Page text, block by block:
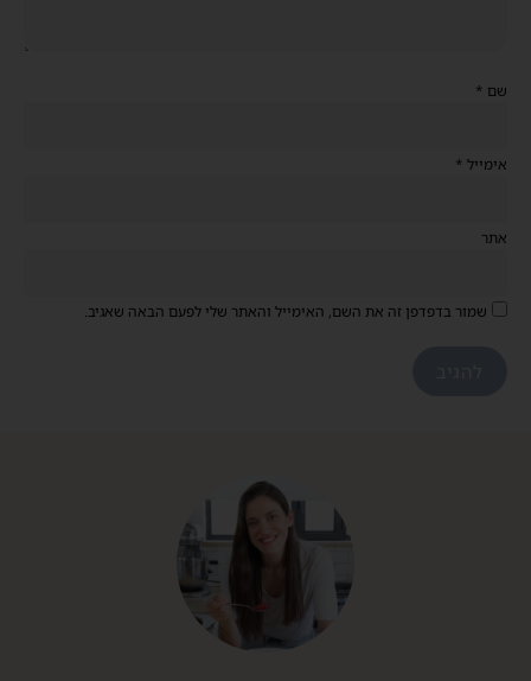
שם *
אימייל *
אתר
שמור בדפדפן זה את השם, האימייל והאתר שלי לפעם הבאה שאגיב.